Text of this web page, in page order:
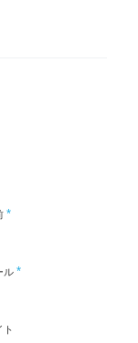
*
ル *
ト